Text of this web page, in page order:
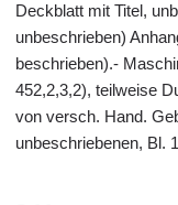
Deckblatt mit Titel,
unbeschrieben)
beschrieben).-
452,2,3,2), teilweise
von versch. Hand.
unbeschriebenen, Bl.